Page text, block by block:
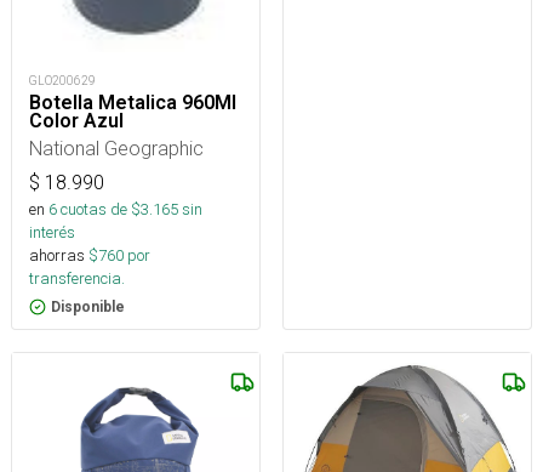
GLO200629
Botella Metalica 960Ml
Color Azul
National Geographic
$ 18.990
en 6cuotas de $3.165sin
interés
ahorras $760 por
transferencia.
Disponible